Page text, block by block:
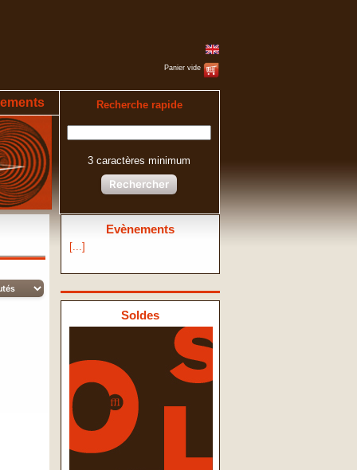
Panier vide
Recherche rapide
3 caractères minimum
Rechercher
Evènements
[...]
Soldes